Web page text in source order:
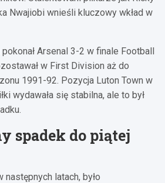
Nwajiobi wnieśli kluczowy wkład w
Arsenal 3-2 w finale Football
w First Division aż do
1991-92. Pozycja Luton Town w
wydawała się stabilna, ale to był
spadek do piątej
następnych latach, było